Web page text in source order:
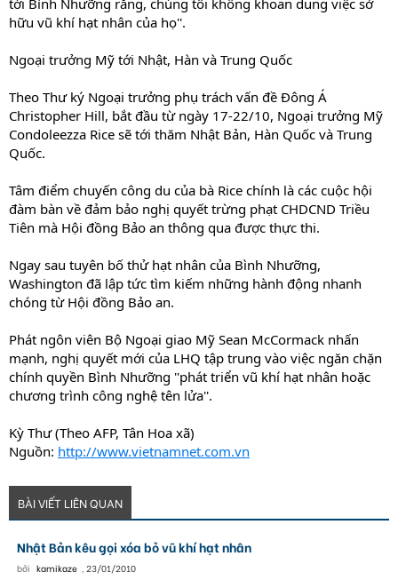
tới Bình Nhưỡng rằng, chúng tôi không khoan dung việc sở
hữu vũ khí hạt nhân của họ''.
Ngoại trưởng Mỹ tới Nhật, Hàn và Trung Quốc
Theo Thư ký Ngoại trưởng phụ trách vấn đề Đông Á
Christopher Hill, bắt đầu từ ngày 17-22/10, Ngoại trưởng Mỹ
Condoleezza Rice sẽ tới thăm Nhật Bản, Hàn Quốc và Trung
Quốc.
Tâm điểm chuyến công du của bà Rice chính là các cuộc hội
đàm bàn về đảm bảo nghị quyết trừng phạt CHDCND Triều
Tiên mà Hội đồng Bảo an thông qua được thực thi.
Ngay sau tuyên bố thử hạt nhân của Bình Nhưỡng,
Washington đã lập tức tìm kiếm những hành động nhanh
chóng từ Hội đồng Bảo an.
Phát ngôn viên Bộ Ngoại giao Mỹ Sean McCormack nhấn
mạnh, nghị quyết mới của LHQ tập trung vào việc ngăn chặn
chính quyền Bình Nhưỡng ''phát triển vũ khí hạt nhân hoặc
chương trình công nghệ tên lửa''.
Kỳ Thư (Theo AFP, Tân Hoa xã)
Nguồn: http://www.vietnamnet.com.vn
BÀI VIẾT LIÊN QUAN
Nhật Bản kêu gọi xóa bỏ vũ khí hạt nhân
bởi kamikaze , 23/01/2010